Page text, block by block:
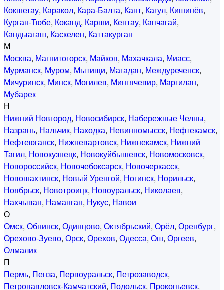
Кокшетау, Каракол, Кара-Балта, Кант, Кагул, Кишинёв,
Курган-Тюбе, Коканд, Карши, Кентау, Капчагай,
Кандыагаш, Каскелен, Каттакурган
М
Москва, Магнитогорск, Майкоп, Махачкала, Миасс,
Мурманск, Муром, Мытищи, Магадан, Междуреченск,
Мичуринск, Минск, Могилев, Мингячевир, Маргилан,
Мубарек
Н
Нижний Новгород, Новосибирск, Набережные Челны,
Назрань, Нальчик, Находка, Невинномысск, Нефтекамск,
Нефтеюганск, Нижневартовск, Нижнекамск, Нижний
Тагил, Новокузнецк, Новокуйбышевск, Новомосковск,
Новороссийск, Новочебоксарск, Новочеркасск,
Новошахтинск, Новый Уренгой, Ногинск, Норильск,
Ноябрьск, Новотроицк, Новоуральск, Николаев,
Нахчыван, Наманган, Нукус, Навои
О
Омск, Обнинск, Одинцово, Октябрьский, Орёл, Оренбург,
Орехово-Зуево, Орск, Орехов, Одесса, Ош, Оргеев,
Олмалик
П
Пермь, Пенза, Первоуральск, Петрозаводск,
Петропавловск-Камчатский, Подольск, Прокопьевск,